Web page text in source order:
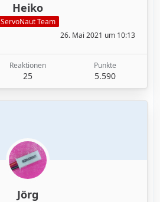
Heiko
ServoNaut Team
26. Mai 2021 um 10:13
Reaktionen
25
Punkte
5.590
Jörg